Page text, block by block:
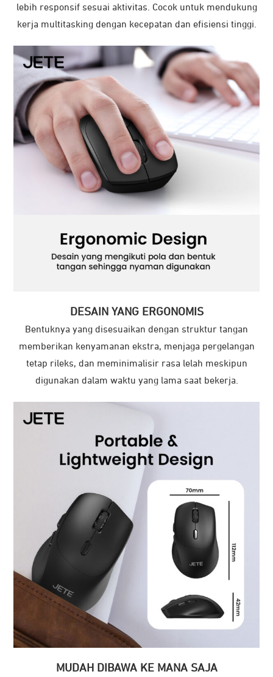
lebih responsif sesuai aktivitas. Cocok untuk mendukung
kerja multitasking dengan kecepatan dan efisiensi tinggi.
DESAIN YANG ERGONOMIS
Bentuknya yang disesuaikan dengan struktur tangan
memberikan kenyamanan ekstra, menjaga pergelangan
tetap rileks, dan meminimalisir rasa lelah meskipun
digunakan dalam waktu yang lama saat bekerja.
MUDAH DIBAWA KE MANA SAJA